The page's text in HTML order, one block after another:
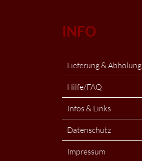
INFO
Lieferung & Abholung
Hilfe/FAQ
Infos & Links
Datenschutz
Impressum